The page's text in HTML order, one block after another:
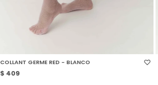
COLLANT GERME RED - BLANCO
$ 409